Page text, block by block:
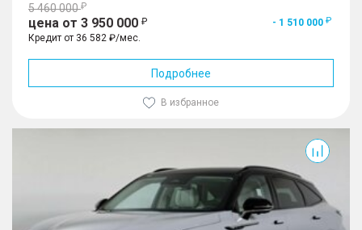
5 460 000
цена от 3 950 000
- 1 510 000
Кредит от 36 582 ₽/мес.
Подробнее
В избранное